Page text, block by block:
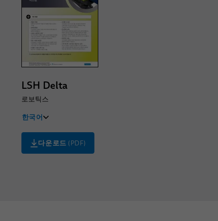
LSH Delta
로보틱스
한국어
Deutsch
English
다운로드 (PDF)